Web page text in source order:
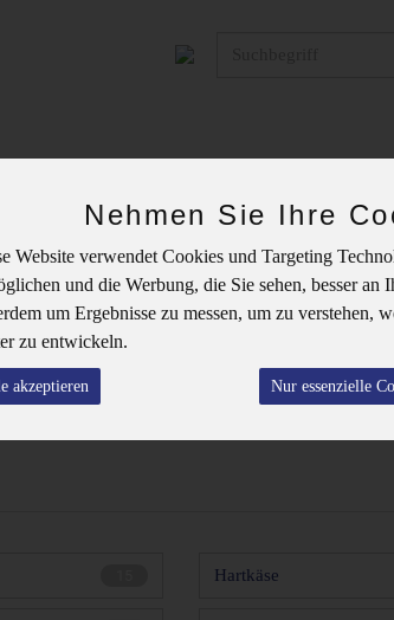
Nehmen Sie Ihre
Website verwendet Cookies und Targeting
und die Werbung, die Sie sehen, besser
um Ergebnisse zu messen, um zu verstehen,
zu entwickeln.
akzeptieren Nur essenzielle
Käse
Hartkäse